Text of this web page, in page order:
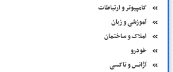
کامپیوتر و ارتباطات
آموزشی و زبان
املاک و ساختمان
خودرو
آژانس و تاکسی